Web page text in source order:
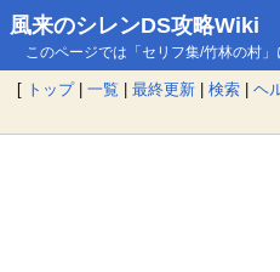
風来のシレンDS攻略Wiki
このページでは「セリフ集/竹林の村」
[ トップ| 一覧 | 最終更新 | 検索 | ヘ